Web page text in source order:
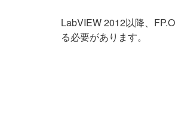
LabVIEW 2012以降、
る必要があります。